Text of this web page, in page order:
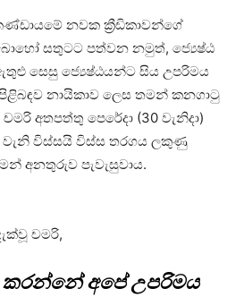
කණ්ඩායමේ නවක ක්‍රීඩිකාවන්ගේ
සතුටට පත්වන නමුත්, ජ්‍යෙෂ්ඨ
සෙසු ජ්‍යෙෂ්ඨයන්ට සිය උපරිමය
නායිකාව ලෙස තමන් කනගාටු
අතපත්තු පෙරේදා (30 වැනිදා)
වැනි විස්සයි විස්ස තරගය ලකුණු
අනතුරුව පැවැසුවාය.
චමරි,
කරන්නේ අපේ උපරිමය